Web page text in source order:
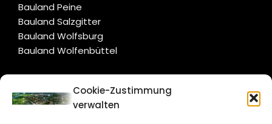
Cookie-Zustimmung
verwalten
Bauland Peine
Bauland Salzgitter
Bauland Wolfsburg
Bauland Wolfenbüttel
CITYLIFE!